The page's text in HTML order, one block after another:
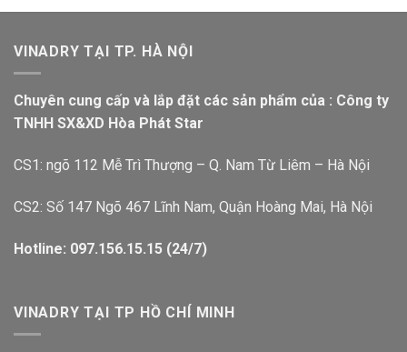
VINADRY TẠI TP. HÀ NỘI
Chuyên cung cấp và lắp đặt các sản phẩm của : Công ty
TNHH SX&XD Hòa Phát Star
CS1: ngõ 112 Mễ Trì Thượng – Q. Nam Từ Liêm – Hà Nội
CS2: Số 147 Ngõ 467 Lĩnh Nam, Quận Hoàng Mai, Hà Nội
Hotline: 097.156.15.15 (24/7)
VINADRY TẠI TP HỒ CHÍ MINH